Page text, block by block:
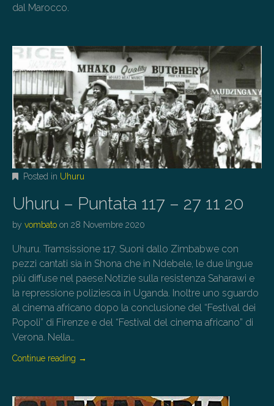
dal Marocco.
Posted in Uhuru
Uhuru – Puntata 117 – 27 11 20
by vombato on 28 Novembre 2020
Uhuru. Tramsissione 117. Suoni dallo Zimbabwe con
pezzi cantati sia in Shona che in Ndebele, le due lingue
più diffuse nel paese.Notizie sulla resistenza Saharawi e
la repressione poliziesca in Uganda. Inoltre uno sguardo
al cinema africano dopo la conclusione del “Festival dei
Popoli” di Firenze e del “Festival del cinema africano” di
Verona. Nella…
Continue reading →